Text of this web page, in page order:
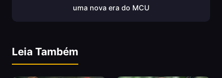
uma nova era do MCU
Leia Também